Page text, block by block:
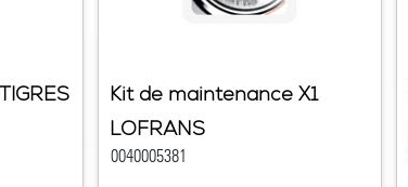
Kit de maintenance X1
LOFRANS
0040005381